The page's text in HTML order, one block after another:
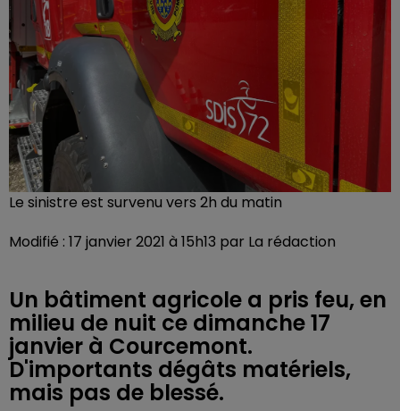
Le sinistre est survenu vers 2h du matin
Modifié : 17 janvier 2021 à 15h13 par La rédaction
Un bâtiment agricole a pris feu, en
milieu de nuit ce dimanche 17
janvier à Courcemont.
D'importants dégâts matériels,
mais pas de blessé.